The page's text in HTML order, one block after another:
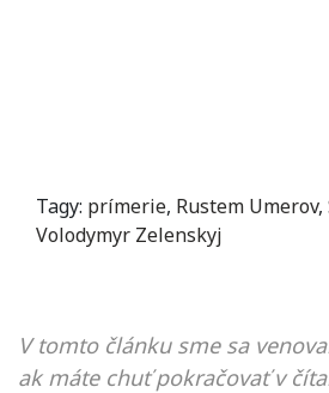
Tagy: prímerie, Rustem Umerov,
Volodymyr Zelenskyj
V tomto článku sme sa
ak máte chuť pokračovať v